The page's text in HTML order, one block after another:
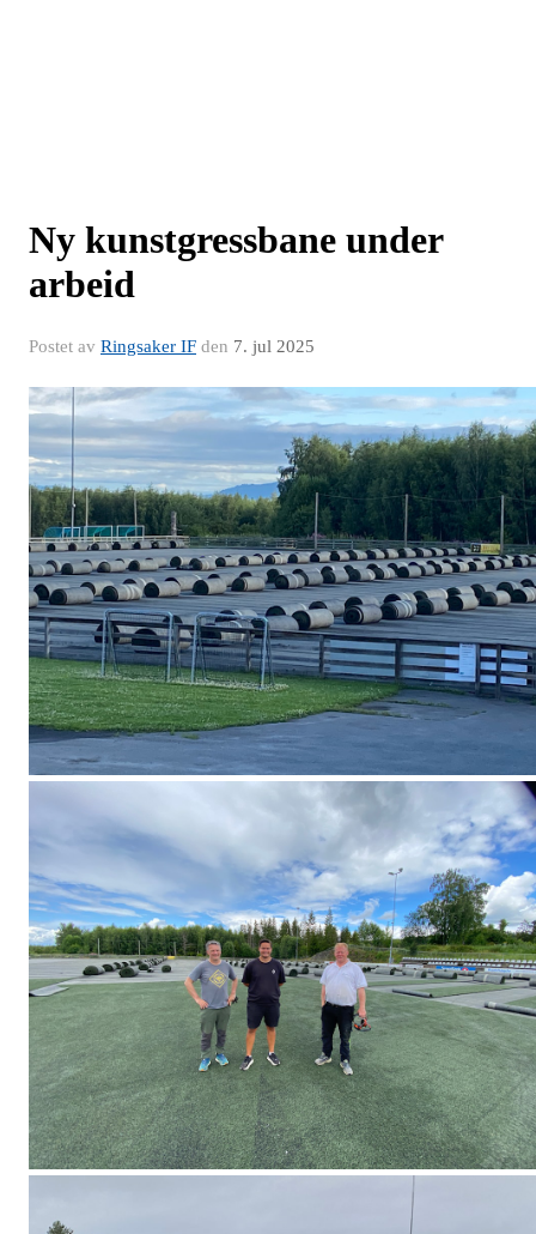
Ny kunstgressbane under
arbeid
Postet av Ringsaker IF den 7. jul 2025